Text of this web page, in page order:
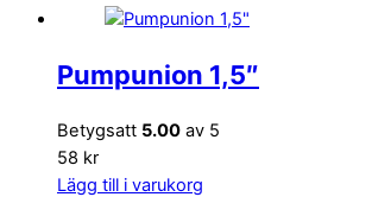
Pumpunion 1,5″
Betygsatt 5.00 av 5
58 kr
Lägg till i varukorg